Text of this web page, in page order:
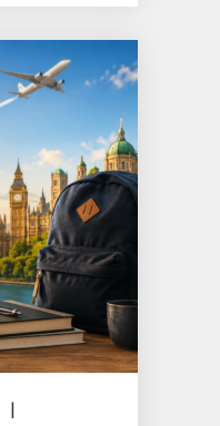
|